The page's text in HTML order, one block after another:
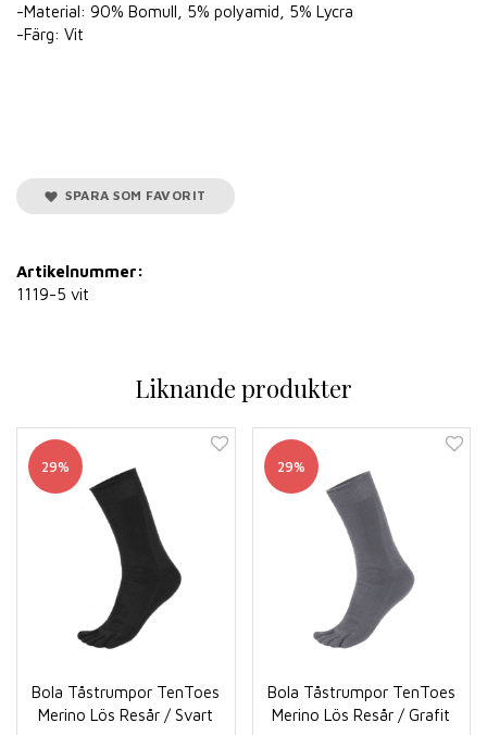
-Material: 90% Bomull, 5% polyamid, 5% Lycra
-Färg: Vit
SPARA SOM FAVORIT
Artikelnummer:
1119-5 vit
Liknande produkter
29%
Bola Tåstrumpor TenToes
Merino Lös Resår / Svart
29%
Bola Tåstrumpor TenToes
Merino Lös Resår / Grafit